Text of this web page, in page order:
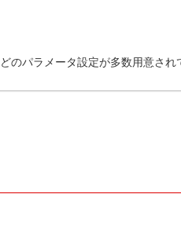
パラメータ設定が多数用意され